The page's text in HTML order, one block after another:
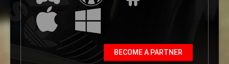
BECOME A PARTNER